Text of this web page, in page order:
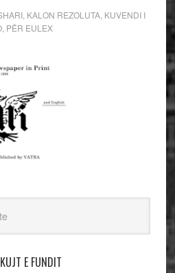
, KALON REZOLUTA, KUVENDI I
, PËR EULEX
E FUNDIT